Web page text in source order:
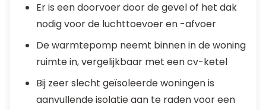
Er is een doorvoer door de gevel of het dak
nodig voor de luchttoevoer en -afvoer
De warmtepomp neemt binnen in de woning
ruimte in, vergelijkbaar met een cv-ketel
Bij zeer slecht geïsoleerde woningen is
aanvullende isolatie aan te raden voor een